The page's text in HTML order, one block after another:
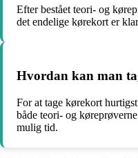
Efter bestået teori- og
det endelige kørekort er
Hvordan kan man
For at tage kørekort
både teori- og
mulig tid.